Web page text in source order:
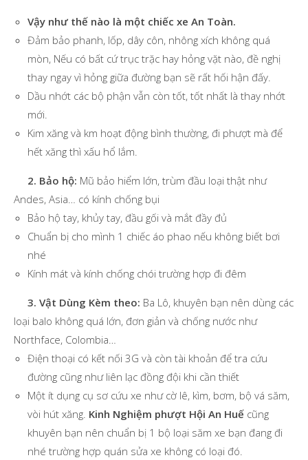
Vậy như thế nào là một chiếc xe An Toàn.
Đảm bảo phanh, lốp, dây côn, nhông xích không quá
mòn, Nếu có bất cứ trục trặc hay hỏng vặt nào, đề nghị
thay ngay vì hỏng giữa đường bạn sẽ rất hối hận đấy.
Dầu nhớt các bộ phận vẫn còn tốt, tốt nhất là thay nhớt
mới.
Kim xăng và km hoạt động bình thường, đi phượt mà để
hết xăng thì xấu hổ lắm.
2. Bảo hộ: Mũ bảo hiểm lớn, trùm đầu loại thật như
Andes, Asia… có kính chống bụi
Bảo hộ tay, khủy tay, đầu gối và mắt đầy đủ
Chuẩn bị cho mình 1 chiếc áo phao nếu không biết bơi
nhé
Kính mát và kính chống chói trường hợp đi đêm
3. Vật Dùng Kèm theo: Ba Lô, khuyên bạn nên dùng các
loại balo không quá lớn, đơn giản và chống nước như
Northface, Colombia…
Điện thoại có kết nối 3G và còn tài khoản để tra cứu
đường cũng như liên lạc đồng đội khi cần thiết
Một ít dụng cụ sơ cứu xe như cờ lê, kìm, bơm, bộ vá săm,
vòi hút xăng. Kinh Nghiệm phượt Hội An Huế cũng
khuyên bạn nên chuẩn bị 1 bộ loại săm xe bạn đang đi
nhé trường hợp quán sửa xe không có loại đó.